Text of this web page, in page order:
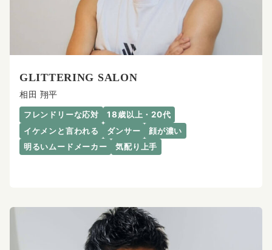
GLITTERING SALON
相田 翔平
フレンドリーな応対
18歳以上・20代
イケメンと言われる
ダンサー
顔が濃い
明るいムードメーカー
気配り上手